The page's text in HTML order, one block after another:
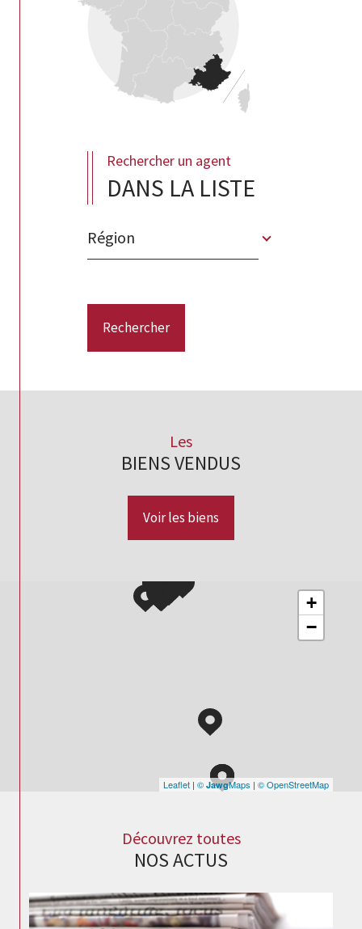
Rechercher un agent
DANS LA LISTE
Merci
de
région
Région
Rechercher
+
−
Leaflet | © JawgMaps | © OpenStreetMap
Les
BIENS VENDUS
Voir les biens
Découvrez toutes
NOS ACTUS